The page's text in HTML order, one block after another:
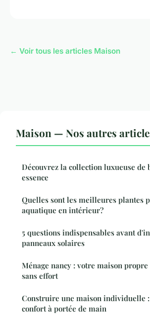
← Voir tous les articles Maison
Maison — Nos autres
Découvrez la collection luxueuse de
essence
Quelles sont les meilleures plantes
aquatique en intérieur?
5 questions indispensables avant
panneaux solaires
Ménage nancy : votre maison
sans effort
Construire une maison individuelle
confort à portée de main